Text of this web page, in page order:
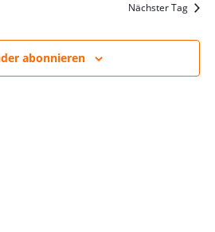
Nächster Tag
abonnieren